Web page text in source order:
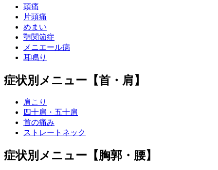
頭痛
片頭痛
めまい
顎関節症
メニエール病
耳鳴り
症状別メニュー【首・肩】
肩こり
四十肩・五十肩
首の痛み
ストレートネック
症状別メニュー【胸郭・腰】